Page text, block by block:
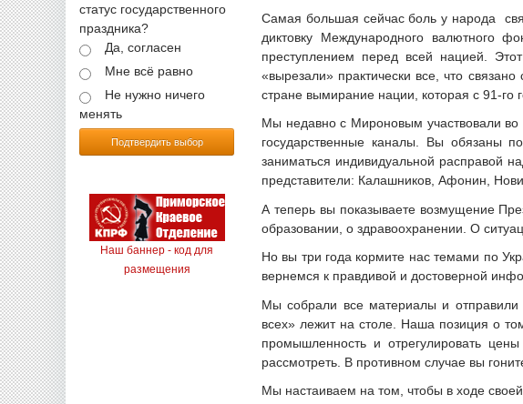
статус государственного
праздника?
Да, согласен
Мне всё равно
Не нужно ничего
менять
Подтвердить выбор
Наш баннер - код для
размещения
Самая большая сейчас боль у народа
диктовку Международного валютного
преступлением перед всей нацией.
«вырезали» практически все, что
стране вымирание нации, которая с 91-го
Мы недавно с Мироновым участвовали
государственные каналы. Вы обязаны
заниматься индивидуальной расправой
представители: Калашников, Афонин,
А теперь вы показываете возмущение
образовании, о здравоохранении. О
Но вы три года кормите нас темами по
вернемся к правдивой и достоверной
Мы собрали все материалы и
всех» лежит на столе. Наша позиция о
промышленность и отрегулировать
рассмотреть. В противном случае вы
Мы настаиваем на том, чтобы в ходе